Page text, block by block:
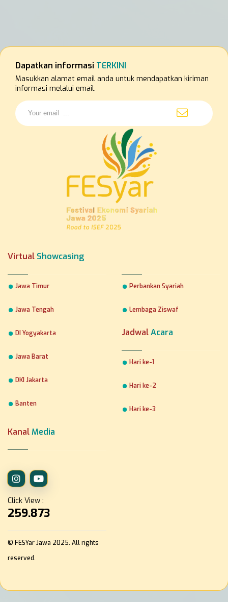
Dapatkan informasi TERKINI
Masukkan alamat email anda untuk mendapatkan kiriman
informasi melalui email.
Virtual Showcasing
Jawa Timur
Jawa Tengah
DI Yogyakarta
Jawa Barat
DKI Jakarta
Banten
Perbankan Syariah
Lembaga Ziswaf
JadwalAcara
Hari ke-1
Hari ke-2
Hari ke-3
KanalMedia
Click View :
259.873
© FESYar Jawa 2025. All rights
reserved.